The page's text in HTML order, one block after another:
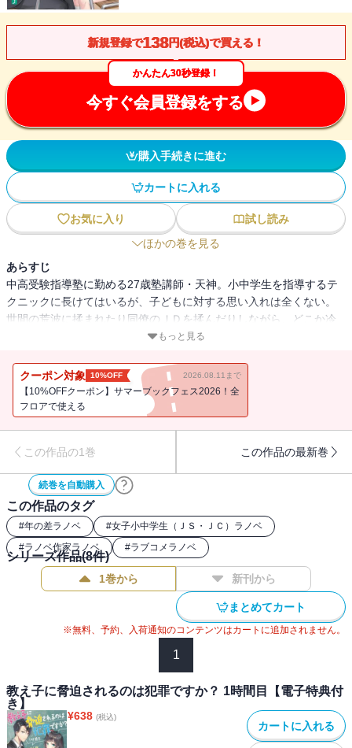
新規登録で138円(税込)で買える！
かんたん30秒登録！
今すぐ会員登録をする
購入手続きに進む
カートに入れる
お気に入り
試し読み
ほかの巻を見る
あらすじ
中高受験指導塾に勤める27歳塾講師・天神。小中学生を指導するテ
クニックに長けてはいるが、子どもに対する思い入れは全くない。
世間の荒波に揉まれたり同僚のＪＤを揉んだりしながら、どこか冷
めた気持ちで今日も明日も働き続ける、はずだった。しかし
当クラスの小学五年生女児にスリスリされている姿を中等部のクソ
悪魔（14歳・ＪＣ）に見つかって・・・・・・？「わたしに、夜の
個人レッスンをしてください――ね、一流のロリコン先生？」まさ
の“リアル”がここにある――!?【電子特典！書き下ろし短編「 星花と
小説のレッスン」付き】
もっと見る
クーポン対象 10%OFF 2026.08.11まで
【10%OFFクーポン】サマーブックフェス2026！全
フロアで使える
この作品の1巻 この作品の最新巻
続巻を自動購入
この作品のタグ
#年の差ラノベ #女子小中学生（ＪＳ・ＪＣ）ラノベ
#ラノベ作家ラノベ #ラブコメラノベ
シリーズ作品(8件)
1巻から 新刊から
まとめてカート
※無料、予約、入荷通知のコンテンツはカートに追加されません。
1
教え子に脅迫されるのは犯罪ですか？ 1時間目【電子特典付
き】
¥638 (税込)
カートに入れる